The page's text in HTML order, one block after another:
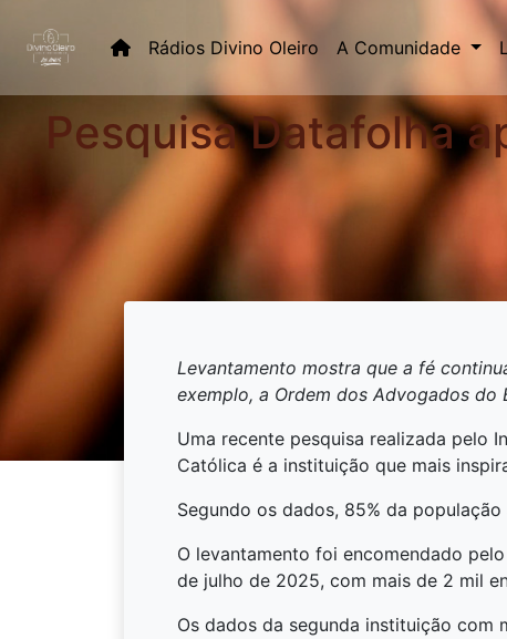
(current)
Rádios Divino Oleiro A Comunidade
Pesquisa Datafolha
Levantamento mostra que a fé
exemplo, a Ordem dos Advogados do
Uma recente pesquisa realizada pelo
Católica é a instituição que mais
Segundo os dados, 85% da
O levantamento foi encomendado
de julho de 2025, com mais de 2 mil
Os dados da segunda instituição com